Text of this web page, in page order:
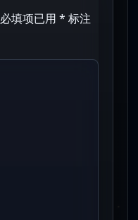
必填项已用 * 标注